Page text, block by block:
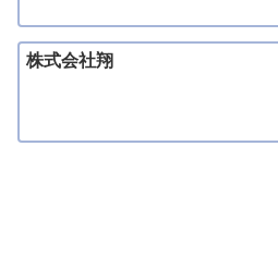
株式会社翔